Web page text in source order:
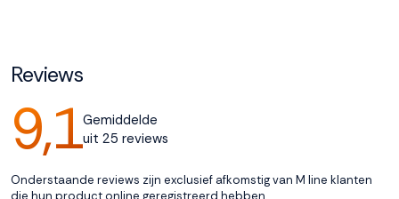
Reviews
9,1Gemiddelde
uit 25 reviews
Onderstaande reviews zijn exclusief afkomstig van M line klanten
die hun product online geregistreerd hebben.